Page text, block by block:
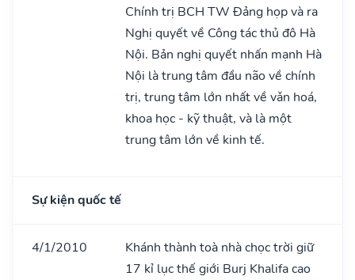
Chính trị BCH TW Đảng họp và ra
Nghị quyết về Công tác thủ đô Hà
Nội. Bản nghị quyết nhấn mạnh Hà
Nội là trung tâm đầu não về chính
trị, trung tâm lớn nhất về vǎn hoá,
khoa học - kỹ thuật, và là một
trung tâm lớn về kinh tế.
Sự kiện quốc tế
4/1/2010
Khánh thành toà nhà chọc trời giữ
17 kỉ lục thế giới Burj Khalifa cao